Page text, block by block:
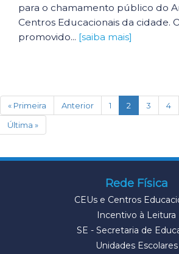
para o chamamento público do
Centros Educacionais da cidade.
promovido... [saiba mais]
« Primeira Anterior 1 2 (current)
3 4
Última »
Rede Física
CEUs e Centros
Incentivo à Leitura
SE - Secretaria de
Unidades Escolares